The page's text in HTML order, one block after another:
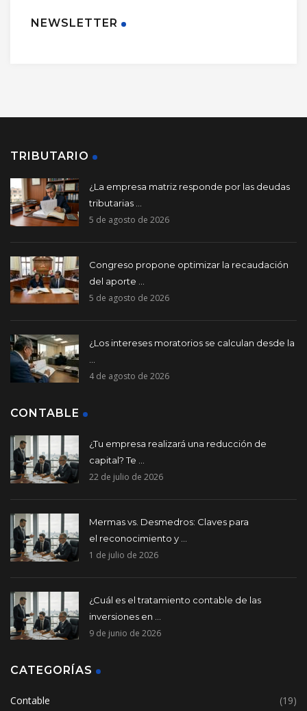
NEWSLETTER
TRIBUTARIO
¿La empresa matriz responde por las deudas
tributarias ...
5 de agosto de 2026
Congreso propone optimizar la recaudación
del aporte ...
5 de agosto de 2026
¿Los intereses moratorios se calculan desde la
4 de agosto de 2026
CONTABLE
¿Tu empresa realizará una reducción de
capital? Te ...
22 de julio de 2026
Mermas vs. Desmedros: Claves para
el reconocimiento y ...
1 de julio de 2026
¿Cuál es el tratamiento contable de las
inversiones en ...
9 de junio de 2026
CATEGORÍAS
Contable (19)